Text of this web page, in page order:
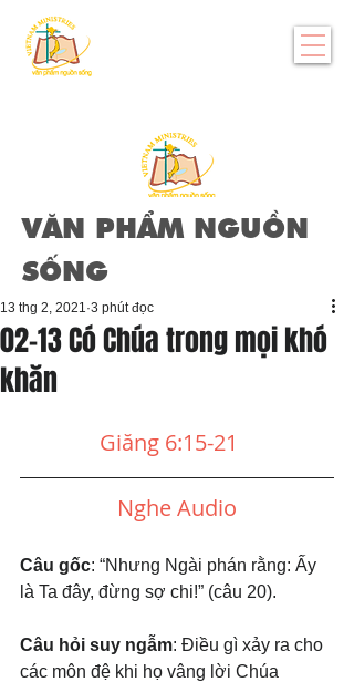
VĂN PHẨM NGUỒN
SỐNG
02-13 Có Chúa trong mọi khó
khăn
13 thg 2, 2021 3 phút đọc
Giăng 6:15-21
Nghe Audio
Câu gốc: “Nhưng Ngài phán rằng: Ấy
là Ta đây, đừng sợ chi!” (câu 20).
Câu hỏi suy ngẫm: Điều gì xảy ra cho
các môn đệ khi họ vâng lời Chúa